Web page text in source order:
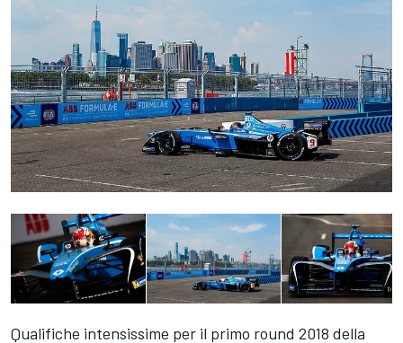
Qualifiche intensissime per il primo round 2018 della